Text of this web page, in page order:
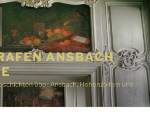
ANSBACH
über Ansbach, Hohenzollern und